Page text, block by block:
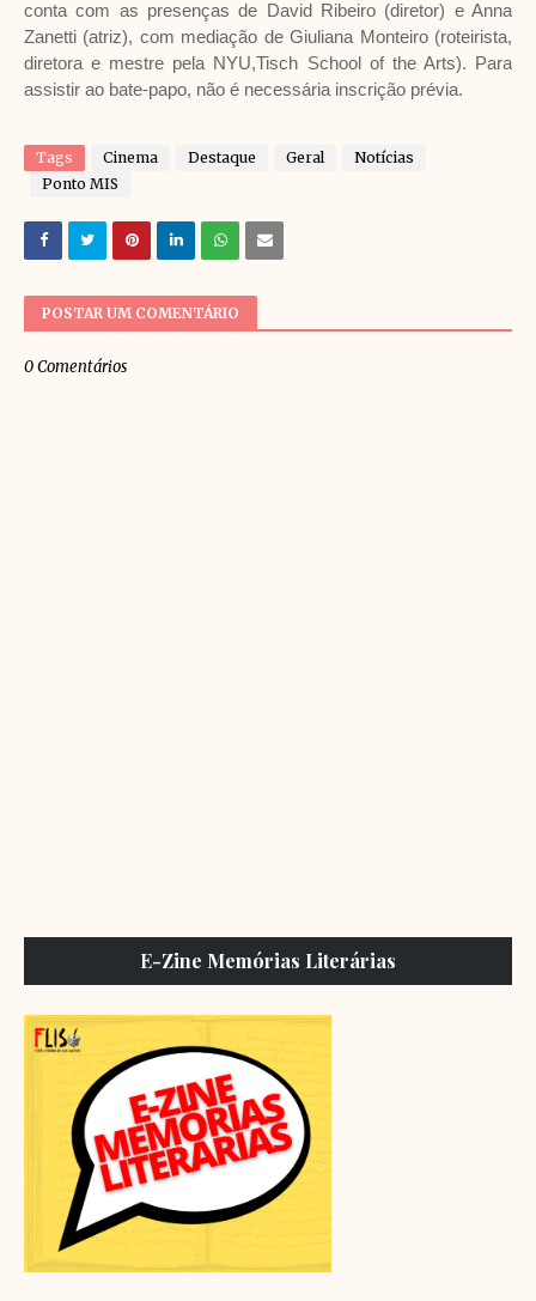
conta com as presenças de David Ribeiro (diretor) e Anna
Zanetti (atriz), com mediação de Giuliana Monteiro (roteirista,
diretora e mestre pela NYU,Tisch School of the Arts). Para
assistir ao bate-papo, não é necessária inscrição prévia.
Tags Cinema Destaque Geral
Notícias
Ponto MIS
POSTAR UM COMENTÁRIO
0 Comentários
E-Zine Memórias Literárias